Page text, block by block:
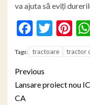
va ajuta să eviți
Tags: tractoare tractor
Post
navigation
Previous
Lansare proiect nou
CA